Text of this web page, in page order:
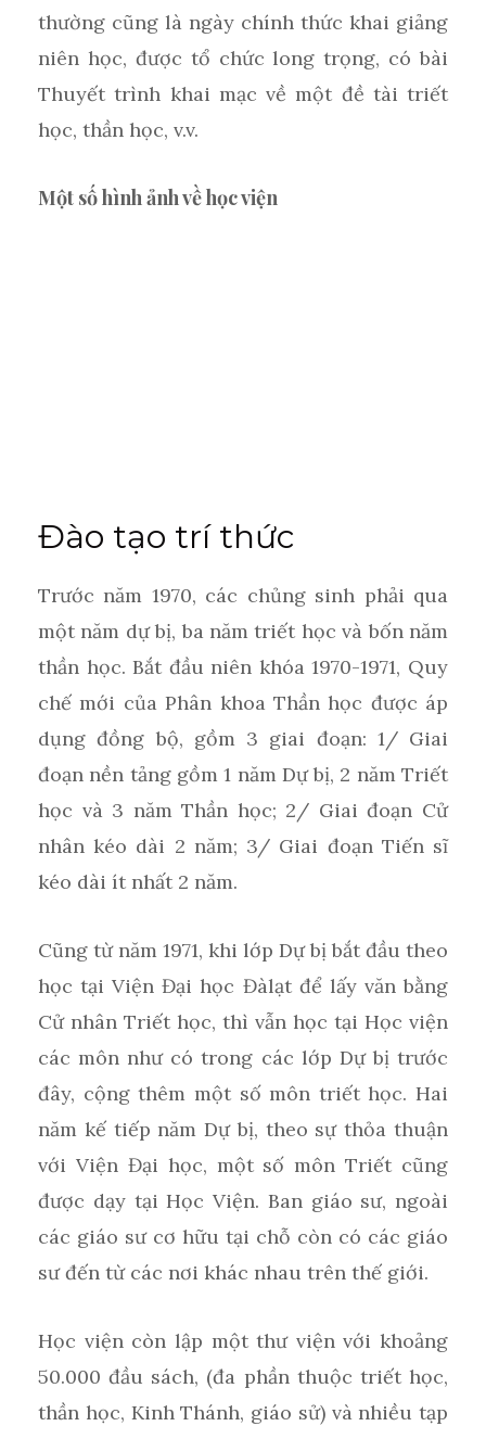
thường cũng là ngày chính thức khai giảng
niên học, được tổ chức long trọng, có bài
Thuyết trình khai mạc về một đề tài triết
học, thần học, v.v.
Một số hình ảnh về học viện
Đào tạo trí thức
Trước năm 1970, các chủng sinh phải qua
một năm dự bị, ba năm triết học và bốn năm
thần học. Bắt đầu niên khóa 1970-1971, Quy
chế mới của Phân khoa Thần học được áp
dụng đồng bộ, gồm 3 giai đoạn: 1/ Giai
đoạn nền tảng gồm 1 năm Dự bị, 2 năm Triết
học và 3 năm Thần học; 2/ Giai đoạn Cử
nhân kéo dài 2 năm; 3/ Giai đoạn Tiến sĩ
kéo dài ít nhất 2 năm.
Cũng từ năm 1971, khi lớp Dự bị bắt đầu theo
học tại Viện Đại học Đàlạt để lấy văn bằng
Cử nhân Triết học, thì vẫn học tại Học viện
các môn như có trong các lớp Dự bị trước
đây, cộng thêm một số môn triết học. Hai
năm kế tiếp năm Dự bị, theo sự thỏa thuận
với Viện Đại học, một số môn Triết cũng
được dạy tại Học Viện. Ban giáo sư, ngoài
các giáo sư cơ hữu tại chỗ còn có các giáo
sư đến từ các nơi khác nhau trên thế giới.
Học viện còn lập một thư viện với khoảng
50.000 đầu sách, (đa phần thuộc triết học,
thần học, Kinh Thánh, giáo sử) và nhiều tạp